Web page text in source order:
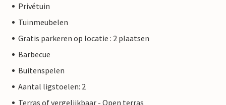
Privétuin
Tuinmeubelen
Gratis parkeren op locatie : 2 plaatsen
Barbecue
Buitenspelen
Aantal ligstoelen: 2
Terras of vergelijkbaar - Open terras